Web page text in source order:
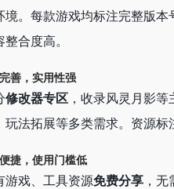
境。每款游戏均标注完整版本
合度高。
善，实用性强
修改器专区 ，收录风灵月影
玩法拓展等多类需求。资源标
捷，使用门槛低
游戏、工具资源免费分享 ，